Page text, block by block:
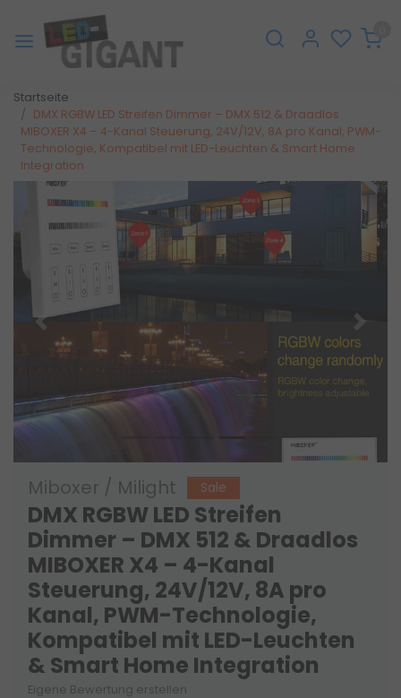
Startseite
DMX RGBW LED Streifen Dimmer – DMX 512 & Draadlos
MIBOXER X4 – 4-Kanal Steuerung, 24V/12V, 8A pro Kanal, PWM-
Technologie, Kompatibel mit LED-Leuchten & Smart Home
Integration
Zurück
Miboxer / Milight Sale
DMX RGBW LED Streifen
Dimmer – DMX 512 & Draadlos
MIBOXER X4 – 4-Kanal
Steuerung, 24V/12V, 8A pro
Kanal, PWM-Technologie,
Kompatibel mit LED-Leuchten
& Smart Home Integration
Eigene Bewertung erstellen